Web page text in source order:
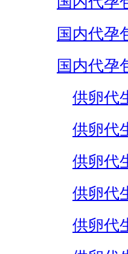
国内代孕
国内代孕
供卵代
供卵代
供卵代
供卵代
供卵代